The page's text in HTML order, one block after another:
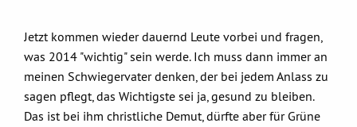
Jetzt kommen wieder dauernd Leute vorbei und fragen,
was 2014 "wichtig" sein werde. Ich muss dann immer an
meinen Schwiegervater denken, der bei jedem Anlass zu
sagen pflegt, das Wichtigste sei ja, gesund zu bleiben.
Das ist bei ihm christliche Demut, dürfte aber für Grüne